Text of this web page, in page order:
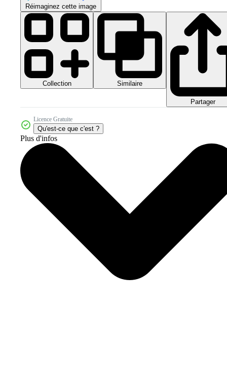
Réimaginez cette image
Collection Similaire
Partager
Licence Gratuite
Qu'est-ce que c'est ?
Plus d'infos